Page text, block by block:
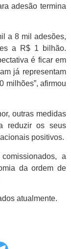
adesão termina
a 8 mil adesões,
a R$ 1 bilhão.
é ficar em
já representam
milhões”, afirmou
outras medidas
reduzir os seus
positivos.
a
da ordem de
atualmente.